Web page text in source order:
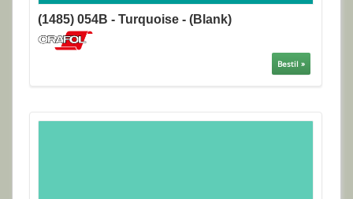
(1485) 054B - Turquoise - (Blank)
Bestil »